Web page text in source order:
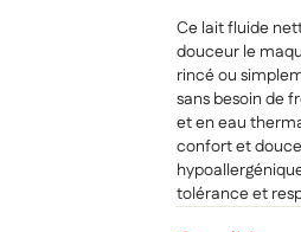
Ce lait fluide
douceur le
rincé ou
sans besoin de
et en eau
confort et
tolérance et